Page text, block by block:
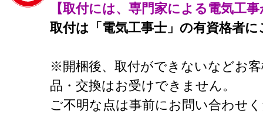
【取付には、専門家による電気工
取付は「電気工事士」の有資格者
※開梱後、取付ができないなどお
品・交換はお受けできません。
ご不明な点は事前にお問い合わせ